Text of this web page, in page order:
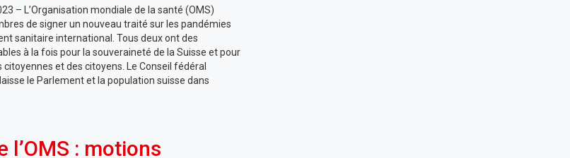
– L’Organisation mondiale de la santé (OMS)
de signer un nouveau traité sur les pandémies
sanitaire international. Tous deux ont des
à la fois pour la souveraineté de la Suisse et pour
citoyennes et des citoyens. Le Conseil fédéral
le Parlement et la population suisse dans
l’OMS : motions